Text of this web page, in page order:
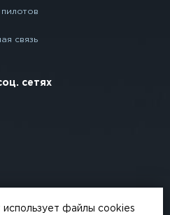
связь
сетях
использует файлы cookies